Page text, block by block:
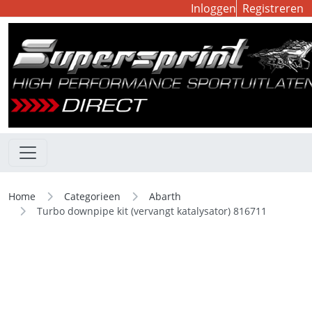
Inloggen Registreren
Home Categorieen
Abarth
Turbo downpipe kit (vervangt katalysator) 816711